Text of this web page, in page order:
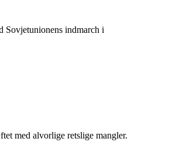
Sovjetunionens indmarch i
med alvorlige retslige mangler.